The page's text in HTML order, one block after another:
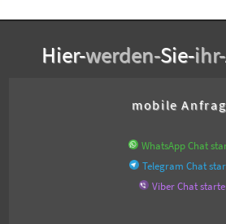
Hier-werden-Sie-ihr-
mobile
WhatsApp Chat
Telegram Chat
Viber Chat